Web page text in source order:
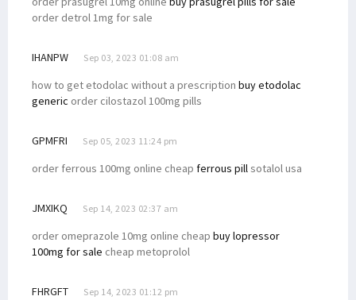
order detrol 1mg for sale
IHANPW Sep 03, 2023 01:08 am
how to get etodolac without a prescription buy etodolac
generic order cilostazol 100mg pills
GPMFRI Sep 05, 2023 11:24 pm
order ferrous 100mg online cheap ferrous pillsotalol usa
JMXIKQ Sep 14, 2023 02:37 am
order omeprazole 10mg online cheap buy lopressor
100mg for sale cheap metoprolol
FHRGFT Sep 14, 2023 01:12 pm